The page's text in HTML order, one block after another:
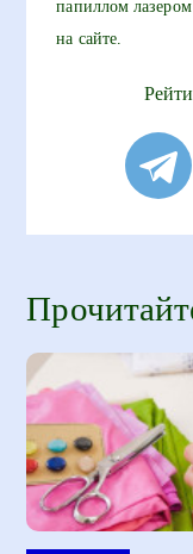
папиллом
на сайте.